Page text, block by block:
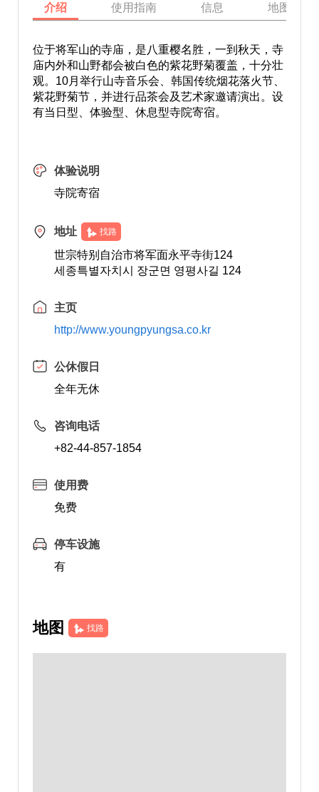
介绍 使用指南 信息 地图
位于将军山的寺庙，是八重樱名胜，一到秋天，寺
庙内外和山野都会被白色的紫花野菊覆盖，十分壮
观。10月举行山寺音乐会、韩国传统烟花落火节、
紫花野菊节，并进行品茶会及艺术家邀请演出。设
有当日型、体验型、休息型寺院寄宿。
体验说明
寺院寄宿
地址 找路
世宗特别自治市将军面永平寺街124
세종특별자치시 장군면 영평사길 124
主页
http://www.youngpyungsa.co.kr
公休假日
全年无休
咨询电话
+82-44-857-1854
使用费
免费
停车设施
有
地图 找路